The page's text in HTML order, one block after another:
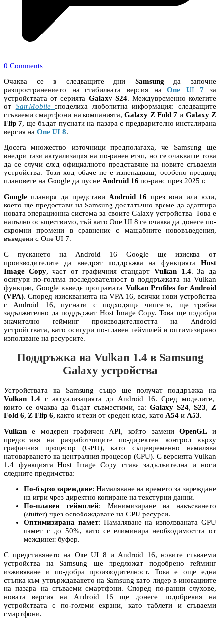
0 Comments
Очаква се в следващите дни Samsung да започне
разпространението на стабилната версия наOne UI 7 за
устройствата от серията Galaxy S24. Междувременно колегите
от SamMobile споделиха любопитна информация: следващите
сгъваеми смартфони на компанията,Galaxy Z Fold 7 и Galaxy Z
Flip 7, ще бъдат пуснати на пазара с предварително инсталирана
версия на One UI 8.
Досега множество източници предполагаха, че Samsung ще
внедри тази актуализация на по-ранен етап, но се очакваше това
да се случи след официалното представяне на новите сгъваеми
устройства. Този ход обаче не е изненадващ, особено предвид
плановете на Google да пусне Android 16 по-рано през 2025 г.
Google планира да представиAndroid 16 през юни или юли,
което ще предостави на Samsung достатъчно време да адаптира
новата операционна система за своите Galaxy устройства. Това е
напълно осъществимо, тъй като One UI 8 се очаква да донесе по-
скромни промени в сравнение с мащабните нововъведения,
въведени с One UI 7.
С пускането на Android 16 Google ще изисква от
производителите да внедрят поддръжка на функцията Host
Image Copy, част от графичния стандартVulkan 1.4. За да
осигури по-голяма последователност в поддръжката на Vulkan
функции, Google въведе програмата Vulkan Profiles for Android
(VPA). Според изискванията на VPA 16, всички нови устройства
с Android 16, пуснати с подходящи чипсети, ще трябва
задължително да поддържат Host Image Copy. Това ще подобри
значително гейминг производителността на Android
устройствата, като осигури по-плавен геймплей и оптимизирано
използване на ресурсите.
Поддръжка на Vulkan 1.4 в Samsung
Galaxy устройства
Устройствата на Samsung също ще получат поддръжка на
Vulkan 1.4 с актуализацията до Android 16. Сред моделите,
които се очаква да бъдат съвместими, са:Galaxy S24,S23, Z
Fold 6, Z Flip 6, както и тези от среден клас, като A54 и A53.
Vulkan е модерен графичен API, който замениOpenGL и
предоставя на разработчиците по-директен контрол върху
графичния процесор (GPU), като същевременно намалява
натоварването на централния процесор (CPU). С версията Vulkan
1.4 функцията Host Image Copy става задължителна и носи
следните предимства:
По-бързо зареждане: Намаляване на времето за зареждане
на игри чрез директно копиране на текстурни данни.
По-плавен геймплей: Минимизиране на накъсването
(stutter) чрез освобождаване на GPU ресурси.
Оптимизирана памет: Намаляване на използваната GPU
памет с до 50%, като се елиминира необходимостта от
междинен буфер.
С представянето на One UI 8 и Android 16, новите сгъваеми
устройства на Samsung ще предложат подобрено гейминг
изживяване и по-добра производителност. Това е още една
стъпка към утвърждаването на Samsung като лидер в иновациите
на пазара на сгъваеми смартфони. Според по-ранни слухове,
новата версия на Android 16 ще донесе подобрения на
устройствата с по-големи екрани, като таблети и сгъваеми
смартфони.